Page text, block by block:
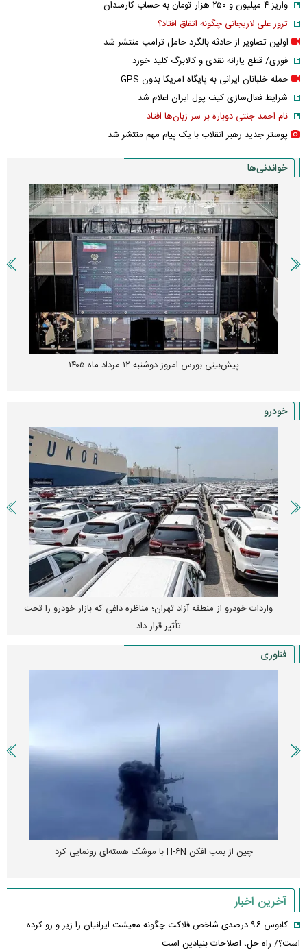
واریز ۴ میلیون و ۲۵۰ هزار تومان به حساب کارمندان
ترور علی لاریجانی چگونه اتفاق افتاد؟
اولین تصاویر از حادثه بالگرد حامل ترامپ منتشر شد
فوری/ قطع یارانه نقدی و کالابرگ کلید خورد
حمله خلبانان ایرانی به پایگاه آمریکا بدون GPS
شرایط فعال‌سازی کیف پول ایران اعلام شد
نام احمد جنتی دوباره بر سر زبان‌ها افتاد
پوستر جدید رهبر انقلاب با یک پیام مهم منتشر شد
خواندنی‌ها
پیش‌بینی بورس امروز دوشنبه ۱۲ مرداد ماه ۱۴۰۵
خودرو
واردات خودرو از منطقه آزاد تهران؛ مناظره داغی که بازار خودرو را تحت
تأثیر قرار داد
فناوری
چین از بمب افکن H-۶N با موشک هسته‌ای رونمایی کرد
آخرین اخبار
کابوس ۹۶ درصدی شاخص فلاکت چگونه معیشت ایرانیان را زیر و رو کرده
است؟/ راه حل، اصلاحات بنیادین است